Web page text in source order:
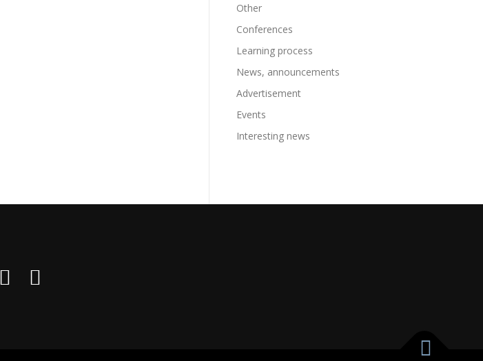
Other
Conferences
Learning process
News, announcements
Advertisement
Events
Interesting news